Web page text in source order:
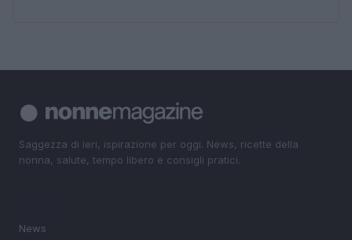
Saggezza di ieri, ispirazione per oggi. News, ricette della
nonna, salute, tempo libero e consigli pratici.
News